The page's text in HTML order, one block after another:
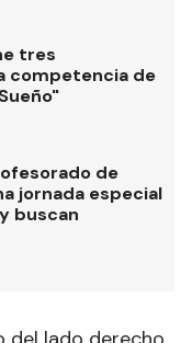
tres
competencia de
de
jornada especial
buscan